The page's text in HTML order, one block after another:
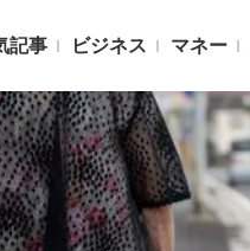
記事 ビジネス マネー